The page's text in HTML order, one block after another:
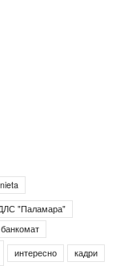
"Паламара"
банкомат
интересно кадри